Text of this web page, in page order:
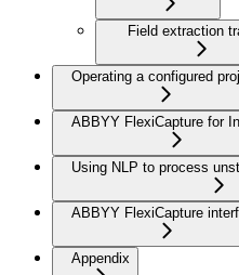
Field extraction
Operating a configured
ABBYY FlexiCapture for
Using NLP to process
ABBYY FlexiCapture
Appendix